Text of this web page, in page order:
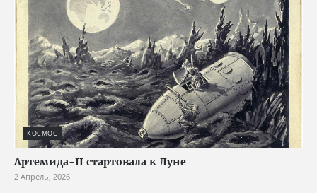
КОСМОС
Артемида-II стартовала к Луне
2 Апрель, 2026